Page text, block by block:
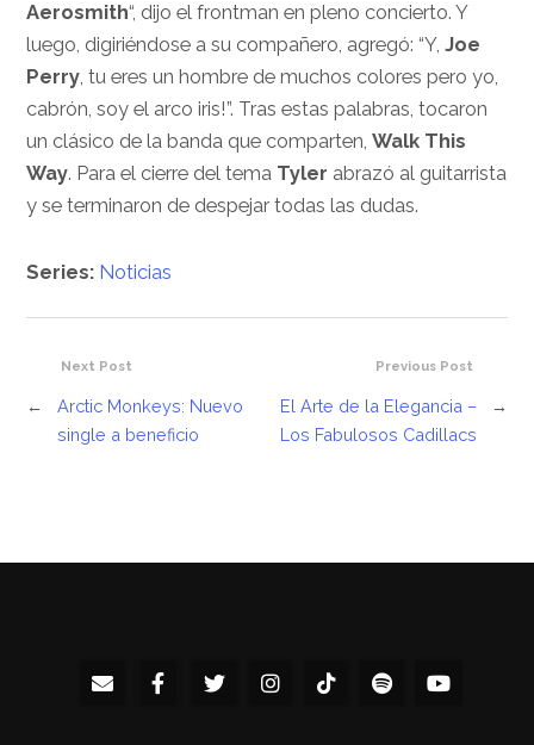
Aerosmith“, dijo el frontman en pleno concierto. Y
luego, digiriéndose a su compañero, agregó: “Y,Joe
Perry, tu eres un hombre de muchos colores pero yo,
cabrón, soy el arco iris!”. Tras estas palabras, tocaron
un clásico de la banda que comparten,Walk This
Way. Para el cierre del tema Tyler abrazó al guitarrista
y se terminaron de despejar todas las dudas.
Series: Noticias
Previous Post
El Arte de la Elegancia –
Los Fabulosos Cadillacs
→
Next Post
←
Arctic Monkeys: Nuevo
single a beneficio